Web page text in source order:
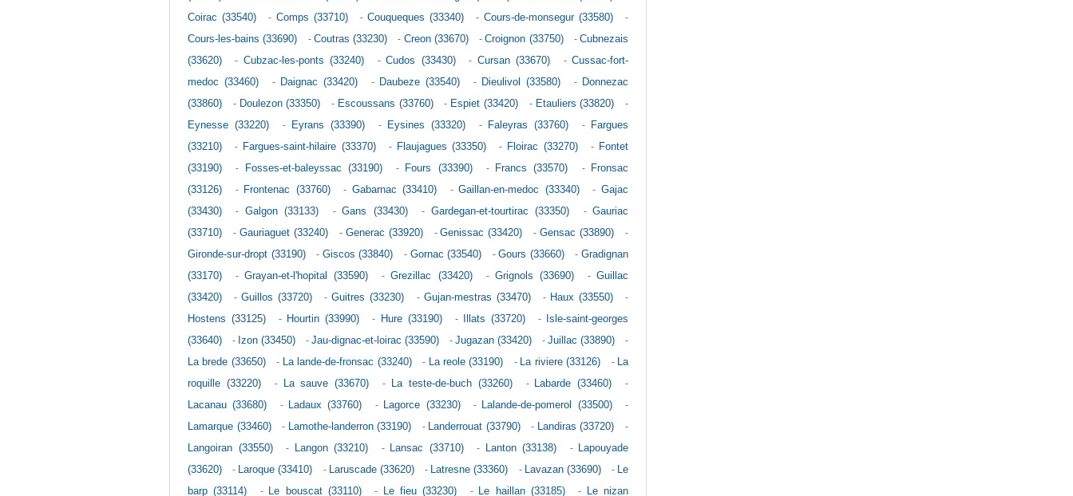
Coirac (33540)
- Comps (33710) -Couqueques (33340) - Cours-de-monsegur (33580)
-
Cours-les-bains (33690)
- Coutras (33230) - Creon (33670) -Croignon (33750) - Cubnezais
(33620)
- Cubzac-les-ponts (33240) -Cudos (33430) - Cursan (33670) -Cussac-fort-
medoc (33460)
- Daignac (33420) - Daubeze (33540) - Dieulivol (33580) - Donnezac
(33860)
- Doulezon (33350) - Escoussans (33760) - Espiet (33420) - Etauliers (33820)
-
Eynesse (33220)
- Eyrans (33390) - Eysines (33320) - Faleyras (33760) -
Fargues
(33210)
- Fargues-saint-hilaire (33370) - Flaujagues (33350) - Floirac (33270) - Fontet
(33190)
- Fosses-et-baleyssac (33190) - Fours (33390) - Francs (33570) -
Fronsac
(33126)
- Frontenac (33760) - Gabarnac (33410) -Gaillan-en-medoc (33340) -Gajac
(33430)
- Galgon (33133) -Gans (33430) - Gardegan-et-tourtirac (33350) -Gauriac
(33710)
- Gauriaguet (33240) - Generac (33920) -Genissac (33420) -Gensac (33890)
-
Gironde-sur-dropt (33190)
- Giscos (33840) - Gornac (33540) -Gours (33660) -Gradignan
(33170)
-Grayan-et-l'hopital (33590) -Grezillac (33420) - Grignols (33690) -Guillac
(33420)
-Guillos (33720) -Guitres (33230) - Gujan-mestras (33470) - Haux (33550)
-
Hostens (33125)
- Hourtin (33990) - Hure (33190) - Illats (33720) -
Isle-saint-georges
(33640)
- Izon (33450) - Jau-dignac-et-loirac (33590) - Jugazan (33420) - Juillac (33890)
-
La brede (33650)
- La lande-de-fronsac (33240) - La reole (33190) - La riviere (33126) - La
roquille (33220)
- La sauve (33670) - La teste-de-buch (33260) - Labarde (33460)
-
Lacanau (33680)
- Ladaux (33760) - Lagorce (33230) - Lalande-de-pomerol (33500)
-
Lamarque (33460)
- Lamothe-landerron (33190) - Landerrouat (33790) - Landiras (33720)
-
Langoiran (33550)
- Langon (33210) - Lansac (33710) - Lanton (33138) - Lapouyade
(33620)
- Laroque (33410) - Laruscade (33620) - Latresne (33360) - Lavazan (33690) - Le
barp (33114)
- Le bouscat (33110) - Le fieu (33230) - Le haillan (33185) - Le nizan